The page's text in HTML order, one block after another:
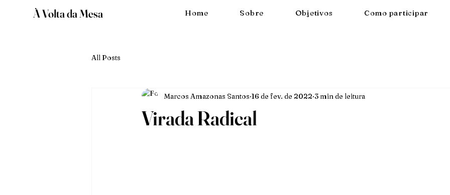
À Volta da Mesa Home Sobre Objetivos Como participar
All Posts
Virada Radical
Marcos Amazonas Santos 16 de fev. de 2022 3 min de leitura